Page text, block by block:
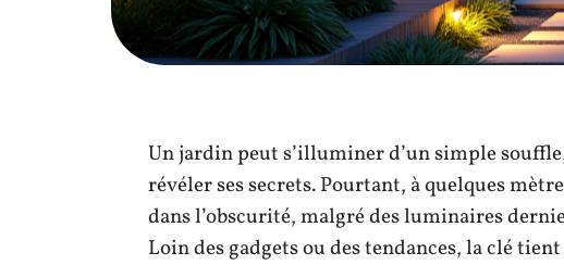
Un jardin peut s’illuminer d’un simple
révéler ses secrets. Pourtant, à quelques
dans l’obscurité, malgré des luminaires
Loin des gadgets ou des tendances, la clé